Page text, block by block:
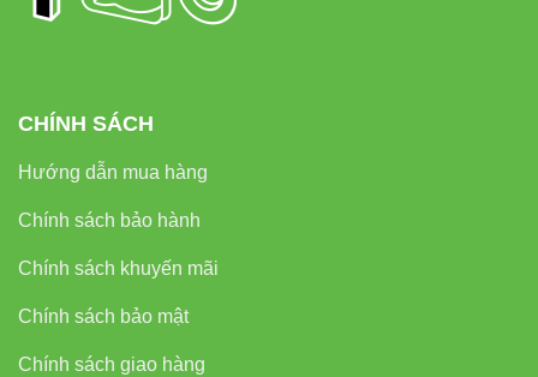
CHÍNH SÁCH
Hướng dẫn mua hàng
Chính sách bảo hành
Chính sách khuyến mãi
Chính sách bảo mật
Chính sách giao hàng